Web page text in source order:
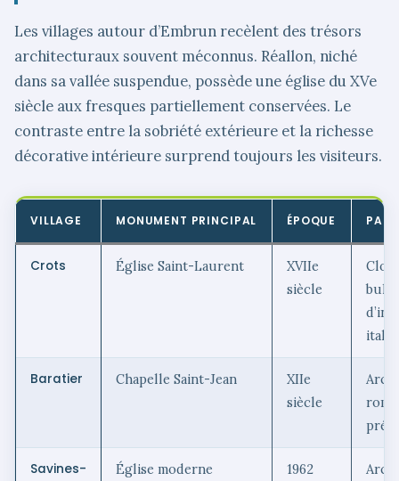
Les villages autour d’Embrun recèlent des trésors
architecturaux souvent méconnus. Réallon, niché
dans sa vallée suspendue, possède une église du XVe
siècle aux fresques partiellement conservées. Le
contraste entre la sobriété extérieure et la richesse
décorative intérieure surprend toujours les visiteurs.
VILLAGE MONUMENT PRINCIPAL ÉPOQUE
Crots Église Saint-Laurent
XVIIe
siècle
Baratier Chapelle Saint-Jean
XIIe
siècle
Savines-
Église moderne 1962